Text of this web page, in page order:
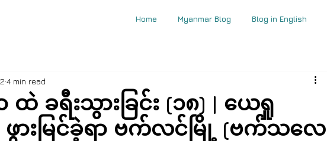
Home Myanmar Blog Blog in English
ထဲ ခရီးသွားခြင်း (၁၈) | ယေရှု
ားမြင်ခဲ့ရာ ဗက်လင်မြို့ (ဗက်သလေ
4 min read